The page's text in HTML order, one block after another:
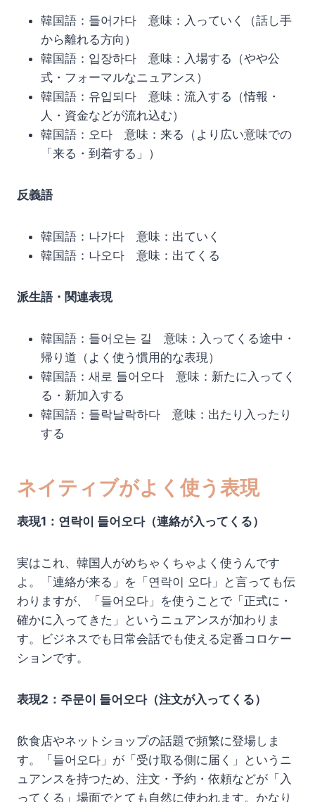
韓国語：들어가다 意味：入っていく（話し手
から離れる方向）
韓国語：입장하다 意味：入場する（やや公
式・フォーマルなニュアンス）
韓国語：유입되다 意味：流入する（情報・
人・資金などが流れ込む）
韓国語：오다 意味：来る（より広い意味での
「来る・到着する」）
反義語
韓国語：나가다 意味：出ていく
韓国語：나오다 意味：出てくる
派生語・関連表現
韓国語：들어오는 길 意味：入ってくる途中・
帰り道（よく使う慣用的な表現）
韓国語：새로 들어오다 意味：新たに入ってく
る・新加入する
韓国語：들락날락하다 意味：出たり入ったり
する
ネイティブがよく使う表現
表現1：연락이 들어오다（連絡が入ってくる）
実はこれ、韓国人がめちゃくちゃよく使うんです
よ。「連絡が来る」を「연락이 오다」と言っても伝
わりますが、「들어오다」を使うことで「正式に・
確かに入ってきた」というニュアンスが加わりま
す。ビジネスでも日常会話でも使える定番コロケー
ションです。
表現2：주문이 들어오다（注文が入ってくる）
飲食店やネットショップの話題で頻繁に登場しま
す。「들어오다」が「受け取る側に届く」というニ
ュアンスを持つため、注文・予約・依頼などが「入
ってくる」場面でとても自然に使われます。かなり